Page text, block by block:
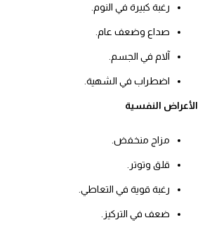
رغبة كبيرة في النوم.
صداع وضعف عام.
آلام في الجسم.
اضطراب في الشهية.
الأعراض النفسية
مزاج منخفض.
قلق وتوتر.
رغبة قوية في التعاطي.
ضعف في التركيز.